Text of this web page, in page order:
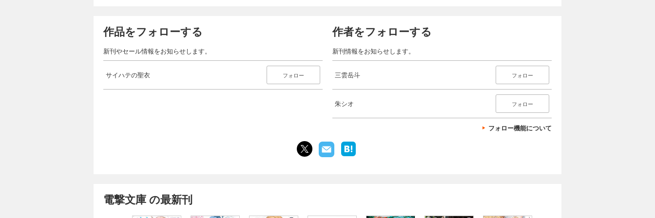
作品をフォローする
新刊やセール情報をお知らせします。
サイハテの聖衣 フォロー
作者をフォローする
新刊情報をお知らせします。
三雲岳斗 フォロー
朱シオ フォロー
フォロー機能について
電撃文庫 の最新刊